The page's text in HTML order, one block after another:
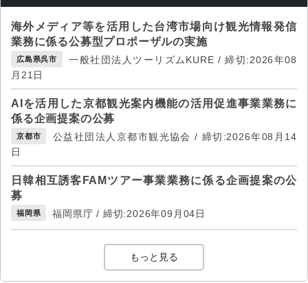
海外メディア等を活用した台湾市場向け観光情報発信
業務に係る公募型プロポーザルの実施
広島県呉市
一般社団法人ツーリズムKURE / 締切:2026年08
月21日
AIを活用した京都観光案内機能の活用促進事業業務に
係る企画提案の公募
京都市
公益社団法人京都市観光協会 / 締切:2026年08月14
日
日韓相互誘客FAMツアー事業業務に係る企画提案の公
募
福岡県 福岡県庁 / 締切:2026年09月04日
もっと見る